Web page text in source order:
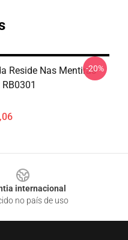
Reside Nas Mentiras
-20%
internacional
no país de uso